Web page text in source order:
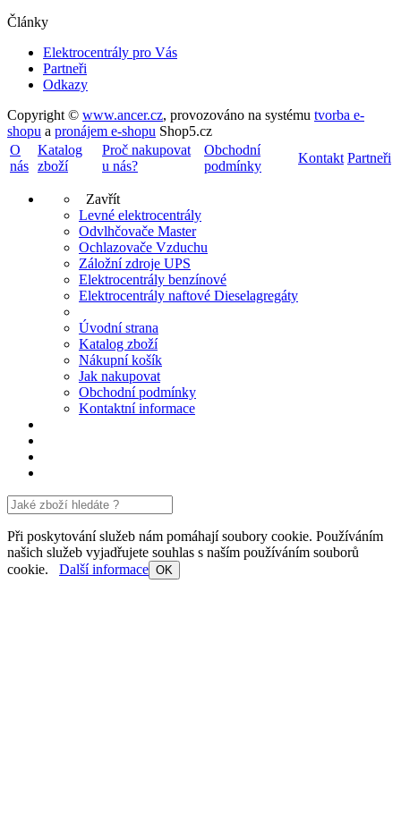
Články
Elektrocentrály pro Vás
Partneři
Odkazy
Copyright © www.ancer.cz, provozováno na systému tvorba e-
shopu a pronájem e-shopu Shop5.cz
O
nás
Katalog
zboží
Proč nakupovat
u nás?
Obchodní
podmínky
Kontakt Partneři
Zavřít
Levné elektrocentrály
Odvlhčovače Master
Ochlazovače Vzduchu
Záložní zdroje UPS
Elektrocentrály benzínové
Elektrocentrály naftové Dieselagregáty
Úvodní strana
Katalog zboží
Nákupní košík
Jak nakupovat
Obchodní podmínky
Kontaktní informace
Při poskytování služeb nám pomáhají soubory cookie. Používáním
našich služeb vyjadřujete souhlas s naším používáním souborů
cookie. Další informace